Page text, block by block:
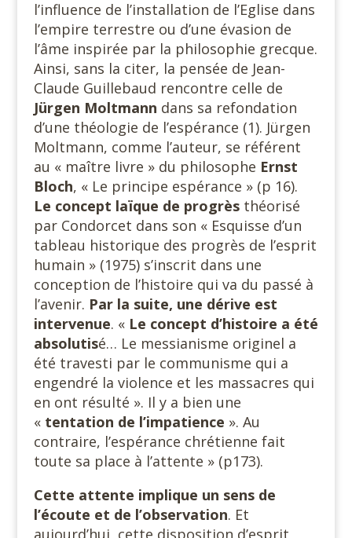
l’influence de l’installation de l’Eglise dans
l’empire terrestre ou d’une évasion de
l’âme inspirée par la philosophie grecque.
Ainsi, sans la citer, la pensée de Jean-
Claude Guillebaud rencontre celle de
Jürgen Moltmann dans sa refondation
d’une théologie de l’espérance (1). Jürgen
Moltmann, comme l’auteur, se référent
au « maître livre » du philosophe Ernst
Bloch, « Le principe espérance » (p 16).
Le concept laïque de progrès théorisé
par Condorcet dans son « Esquisse d’un
tableau historique des progrès de l’esprit
humain » (1975) s’inscrit dans une
conception de l’histoire qui va du passé à
l’avenir. Par la suite, une dérive est
intervenue. « Le concept d’histoire a été
absolutisé… Le messianisme originel a
été travesti par le communisme qui a
engendré la violence et les massacres qui
en ont résulté ». Il y a bien une
« tentation de l’impatience ». Au
contraire, l’espérance chrétienne fait
toute sa place à l’attente » (p173).
Cette attente implique un sens de
l’écoute et de l’observation. Et
aujourd’hui, cette disposition d’esprit